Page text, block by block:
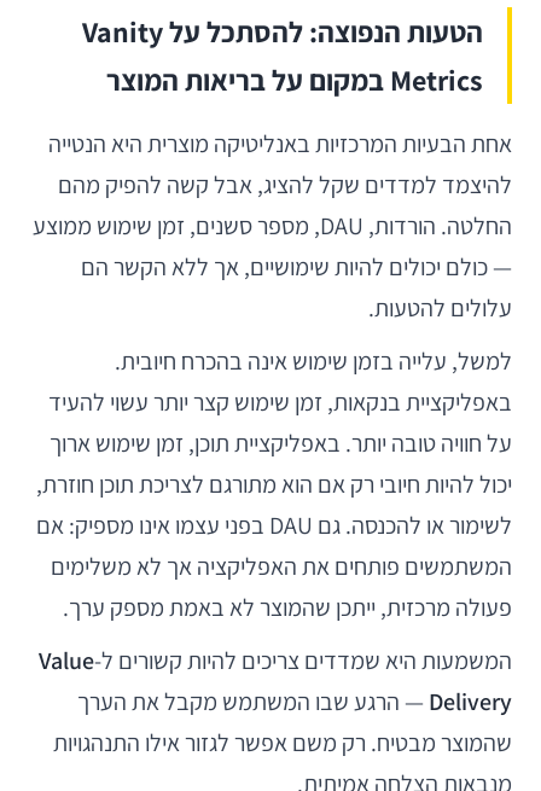
הטעות הנפוצה: להסתכל על Vanity
Metrics במקום על בריאות המוצר
אחת הבעיות המרכזיות באנליטיקה מוצרית היא הנטייה
להיצמד למדדים שקל להציג, אבל קשה להפיק מהם
החלטה. הורדות, DAU, מספר סשנים, זמן שימוש ממוצע
— כולם יכולים להיות שימושיים, אך ללא הקשר הם
עלולים להטעות.
למשל, עלייה בזמן שימוש אינה בהכרח חיובית.
באפליקציית בנקאות, זמן שימוש קצר יותר עשוי להעיד
על חוויה טובה יותר. באפליקציית תוכן, זמן שימוש ארוך
יכול להיות חיובי רק אם הוא מתורגם לצריכת תוכן חוזרת,
לשימור או להכנסה. גם DAU בפני עצמו אינו מספיק: אם
המשתמשים פותחים את האפליקציה אך לא משלימים
פעולה מרכזית, ייתכן שהמוצר לא באמת מספק ערך.
המשמעות היא שמדדים צריכים להיות קשורים ל-Value
Delivery — הרגע שבו המשתמש מקבל את הערך
שהמוצר מבטיח. רק משם אפשר לגזור אילו התנהגויות
מנבאות הצלחה אמיתית.